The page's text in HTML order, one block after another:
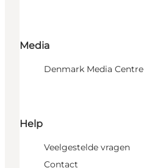
Media
Denmark Media Centre
Help
Veelgestelde vragen
Contact